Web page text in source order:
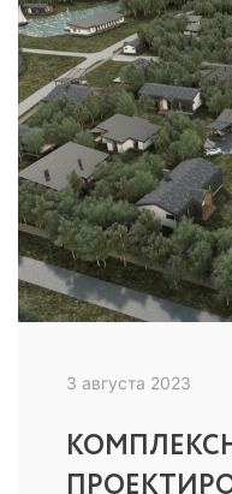
3 августа 2023